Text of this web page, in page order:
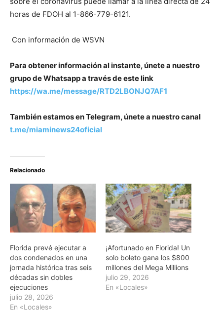
horas de FDOH al 1-866-779-6121.
Con información de WSVN
Para obtener información al instante, únete a nuestro
grupo de Whatsapp a través de este link
https://wa.me/message/RTD2LBONJQ7AF1
También estamos en Telegram, únete a nuestro canal
t.me/miaminews24oficial
Relacionado
Florida prevé ejecutar a
dos condenados en una
jornada histórica tras seis
décadas sin dobles
ejecuciones
julio 28, 2026
En «Locales»
¡Afortunado en Florida! Un
solo boleto gana los $800
millones del Mega Millions
julio 29, 2026
En «Locales»